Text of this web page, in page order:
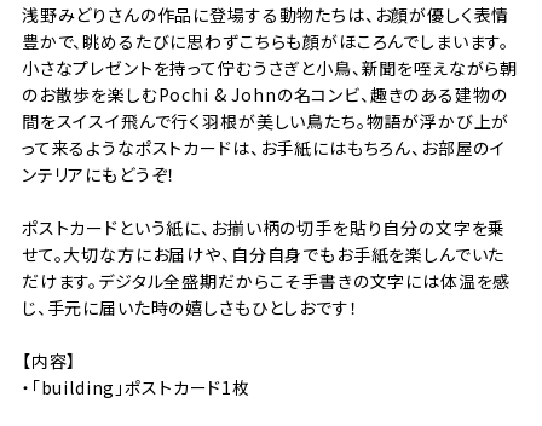
浅野みどりさんの作品に登場する動物たちは、お顔が優しく表情
豊かで、眺めるたびに思わずこちらも顔がほころんでしまいます。
小さなプレゼントを持って佇むうさぎと小鳥、新聞を咥えながら朝
のお散歩を楽しむPochi & Johnの名コンビ、趣きのある建物の
間をスイスイ飛んで行く羽根が美しい鳥たち。物語が浮かび上が
って来るようなポストカードは、お手紙にはもちろん、お部屋のイ
ンテリアにもどうぞ！
ポストカードという紙に、お揃い柄の切手を貼り自分の文字を乗
せて。大切な方にお届けや、自分自身でもお手紙を楽しんでいた
だけます。デジタル全盛期だからこそ手書きの文字には体温を感
じ、手元に届いた時の嬉しさもひとしおです！
【内容】
・「building」ポストカード1枚